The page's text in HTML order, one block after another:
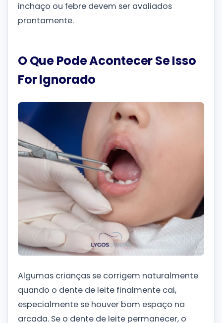
inchaço ou febre devem ser avaliados
prontamente.
O Que Pode Acontecer Se Isso
For Ignorado
Algumas crianças se corrigem naturalmente
quando o dente de leite finalmente cai,
especialmente se houver bom espaço na
arcada. Se o dente de leite permanecer, o